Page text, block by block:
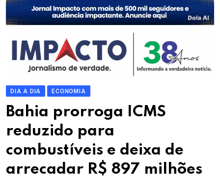
DIA A DIA ECONOMIA
Bahia prorroga ICMS
reduzido para
combustíveis e deixa de
arrecadar R$ 897 milhões